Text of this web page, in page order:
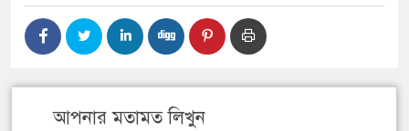
আপনার মতামত লিখুন